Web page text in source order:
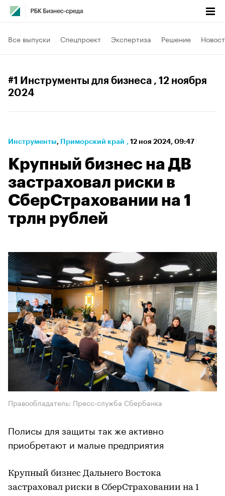
Все выпуски Спецпроект Экспертиза Решение
#1 Инструменты для бизнеса , 12 ноября
2024
Инструменты⁠, Приморский край , 12 ноя 2024, 09:47
Крупный бизнес на ДВ
застраховал риски в
СберСтраховании на 1
трлн рублей
Правообладатель: Пресс-служба Сбербанка
Полисы для защиты так же активно
приобретают и малые предприятия
Крупный бизнес Дальнего Востока
застраховал риски в СберСтраховании на 1